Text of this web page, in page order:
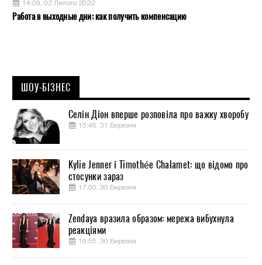
14:09, 02 Лютого 2022
Работа в выходные дни: как получить компенсацию
ШОУ-БІЗНЕС
Селін Діон вперше розповіла про важку хворобу
15:46, 31 Березня
Kylie Jenner і Timothée Chalamet: що відомо про
стосунки зараз
17:50, 30 Березня
Zendaya вразила образом: мережа вибухнула
реакціями
16:55, 30 Березня